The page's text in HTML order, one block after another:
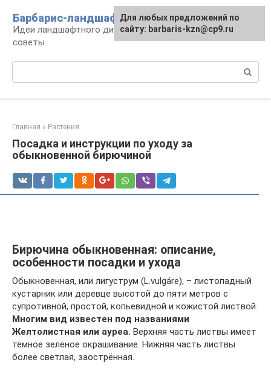
контенту
Барбарис-ландшафт
Идеи ландшафтного дизайна, правила и
советы
Главная » Растения
Посадка и инструкции по уходу за
обыкновенной бирючиной
Бирючина обыкновенная: описание,
особенности посадки и ухода
Обыкновенная, или лигуструм (L.vulgáre), – листопадный
кустарник или деревце высотой до пяти метров с
супротивной, простой, копьевидной и кожистой листвой.
Многим вид известен под названиями
Желтолистная или ауреа. Верхняя часть листвы имеет
тёмное зелёное окрашивание. Нижняя часть листвы
более светлая, заострённая.
Для любых предложений по
сайту: barbaris-kzn@cp9.ru